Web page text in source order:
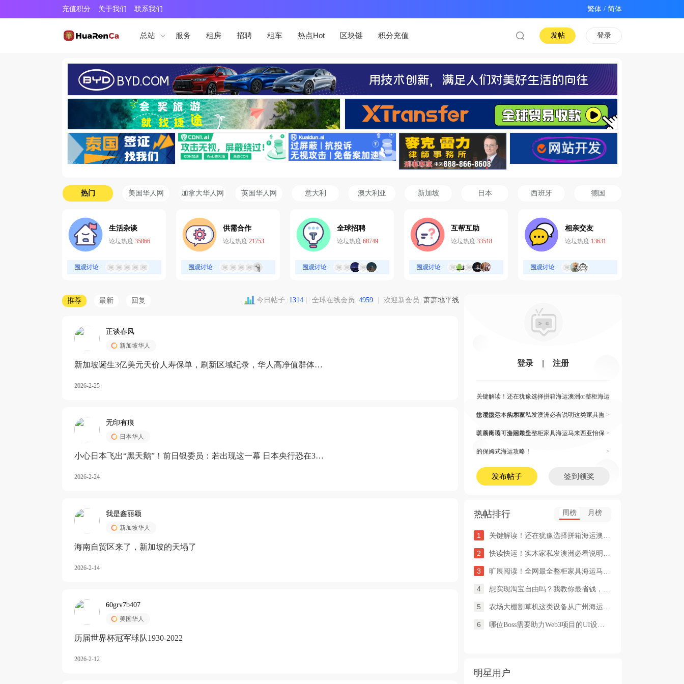
充值积分 关于我们 联系我们 /
总站 服务 租房 招聘 租车 热点Hot 区块链 积分充值 登录
发帖
热门 美国华人网 加拿大华人网 英国华人网 意大利 澳大利亚 新加坡 日本 西班牙 德国
生活杂谈
论坛热度 35866
围观讨论
供需合作
论坛热度 21753
围观讨论
全球招聘
论坛热度 68749
围观讨论
互帮互助
论坛热度 33518
围观讨论
相亲交友
论坛热度 13631
围观讨论
推荐 最新 回复 今日帖子: 1314 全球在线会员: 4959 欢迎新会员: 萧萧地平线
正谈春风
新加坡华人
新加坡诞生3亿美元天价人寿保单，刷新区域纪录，华人高净值群体成
2026-2-25
无印有痕
日本华人
小心日本飞出“黑天鹅”！前日银委员：若出现这一幕 日本央行恐在3月
2026-2-24
我是鑫丽颖
新加坡华人
海南自贸区来了，新加坡的天塌了
2026-2-14
60grv7b407
美国华人
历届世界杯冠军球队1930-2022
2026-2-12
登录 注册
关键解读！还在犹豫选择拼箱海运澳洲or整柜海运
悉尼墨尔本的朋友 >
快读快运！实木家私发澳洲必看说明这类家具熏
蒸杀毒再可海运布里 >
旷展阅读！全网最全整柜家具海运马来西亚怡保
的保姆式海运攻略！ >
发布帖子 签到领奖
热帖排行 周榜 月榜
1 关键解读！还在犹豫选择拼箱海运澳洲or整柜海运悉尼墨尔本的朋友
2 快读快运！实木家私发澳洲必看说明这类家具熏蒸杀毒再可海运布里
3 旷展阅读！全网最全整柜家具海运马来西亚怡保的保姆式海运攻略！
4 想实现淘宝自由吗？我教你最省钱，最方便的方法
5 农场大棚割草机这类设备从广州海运到澳洲堪培拉过海关需要提供什
6 哪位Boss需要助力Web3项目的UI设计，或qian
明星用户